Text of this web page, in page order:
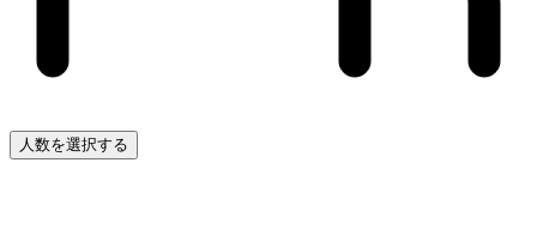
人数を選択する